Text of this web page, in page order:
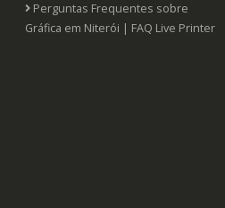
Perguntas Frequentes sobre
Gráfica em Niterói | FAQ Live Printer